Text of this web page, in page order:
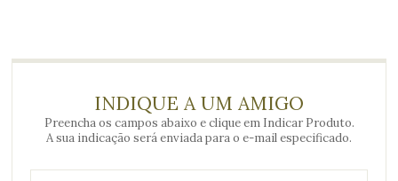
INDIQUE A UM AMIGO
Preencha os campos abaixo e clique em Indicar Produto.
A sua indicação será enviada para o e-mail especificado.